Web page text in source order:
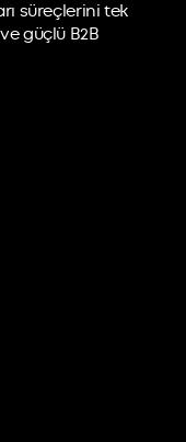
süreçlerini tek
güçlü B2B